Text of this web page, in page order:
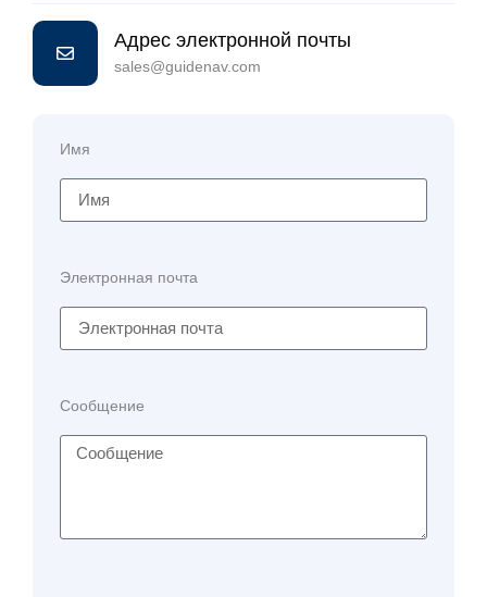
Адрес электронной почты
sales@guidenav.com
Имя
Электронная почта
Сообщение